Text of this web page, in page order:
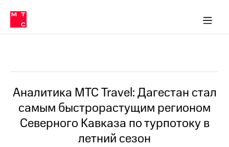
Медиа-центр
и акционерам
Устойчивое развитие
Комплаенс и деловая этика
компании
Карьера
История
компании
Руководство
в МТС
Пресс-
релизы
МТС
о технологиях
Аналитика МТС Travel: Дагестан стал
самым быстрорастущим регионом
Северного Кавказа по турпотоку в
летний сезон